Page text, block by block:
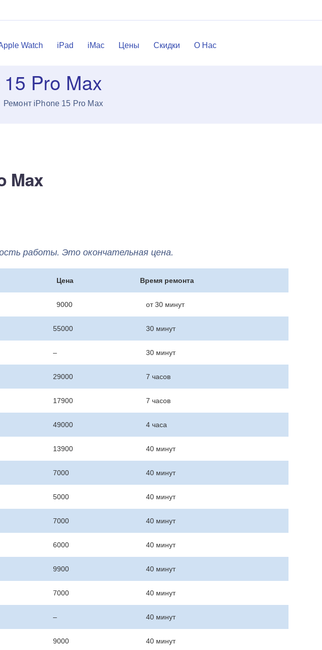
Watch iPad iMac Цены Скидки О Нас
Pro Max
Ремонт iPhone 15 Pro Max
Max
работы. Это окончательная цена.
Цена Время ремонта
9000 от 30 минут
55000 30 минут
– 30 минут
29000 7 часов
17900 7 часов
49000 4 часа
13900 40 минут
7000 40 минут
5000 40 минут
7000 40 минут
6000 40 минут
9900 40 минут
7000 40 минут
– 40 минут
9000 40 минут